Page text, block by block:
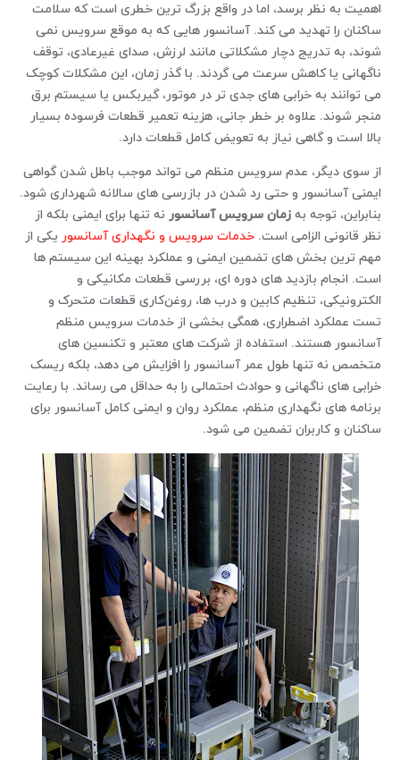
‌اهمیت به نظر برسد، اما در واقع بزرگ ‌ترین خطری است که سلامت
ساکنان را تهدید می‌ کند. آسانسور هایی که به ‌موقع سرویس نمی
‌شوند، به ‌تدریج دچار مشکلاتی مانند لرزش، صدای غیرعادی، توقف
ناگهانی یا کاهش سرعت می گردند. با گذر زمان، این مشکلات کوچک
می ‌توانند به خرابی‌ های جدی ‌تر در موتور، گیربکس یا سیستم برق
منجر شوند. علاوه بر خطر جانی، هزینه تعمیر قطعات فرسوده بسیار
بالا است و گاهی نیاز به تعویض کامل قطعات دارد.
از سوی دیگر، عدم سرویس منظم می ‌تواند موجب باطل شدن گواهی
ایمنی آسانسور و حتی رد شدن در بازرسی ‌های سالانه شهرداری شود.
بنابراین، توجه به زمان سرویس آسانسور نه ‌تنها برای ایمنی بلکه از
نظر قانونی الزامی است. خدمات سرویس و نگهداری آسانسور یکی از
مهم ‌ترین بخش‌ های تضمین ایمنی و عملکرد بهینه این سیستم ‌ها
است. انجام بازدید های دوره ‌ای، بررسی قطعات مکانیکی و
الکترونیکی، تنظیم کابین و درب ‌ها، روغن‌کاری قطعات متحرک و
تست عملکرد اضطراری، همگی بخشی از خدمات سرویس منظم
آسانسور هستند. استفاده از شرکت ‌های معتبر و تکنسین ‌های
متخصص نه تنها طول عمر آسانسور را افزایش می ‌دهد، بلکه ریسک
خرابی ‌های ناگهانی و حوادث احتمالی را به حداقل می ‌رساند. با رعایت
برنامه‌ های نگهداری منظم، عملکرد روان و ایمنی کامل آسانسور برای
ساکنان و کاربران تضمین می ‌شود.